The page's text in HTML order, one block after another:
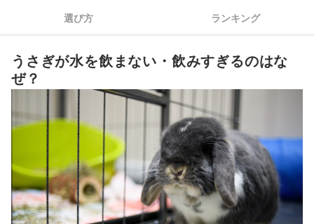
うさぎの水飲み器全43商品おすすめ人気ランキング
うさぎが水を飲むときに聞こえる音の正体は？
水飲み器から水漏れしたら？
ケージ内掃除やうさぎのストレス解消に使えるアイテムも！
大切なうさぎの健康のためにペット保険をチェックしよう
うさぎの水飲み器の売れ筋ランキングもチェック！
選び方 ランキング
うさぎが水を飲まない・飲みすぎるのはな
ぜ？